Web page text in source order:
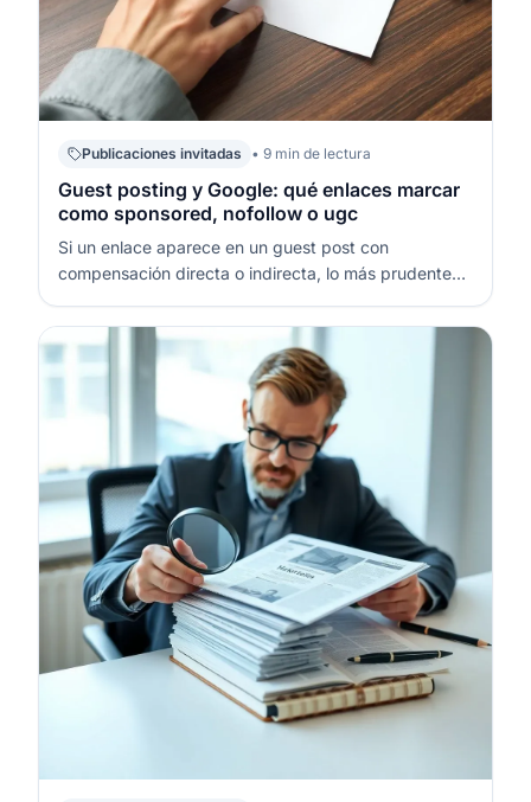
Publicaciones invitadas • 9 min de lectura
Guest posting y Google: qué enlaces marcar
como sponsored, nofollow o ugc
Si un enlace aparece en un guest post con
compensación directa o indirecta, lo más prudente
con rel="nofollow". Si el enlace lo añade un usuario
sin control editorial, usa rel="ugc" y aplica
moderación para evitar spam. Deja enlace…